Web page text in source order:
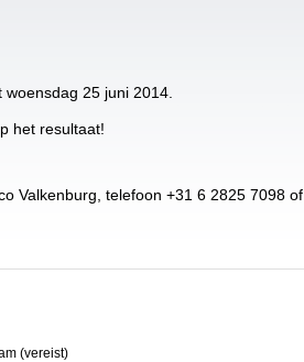
25 juni 2014.
het resultaat!
Valkenburg, telefoon +31 6 2825 7098 of
(vereist)